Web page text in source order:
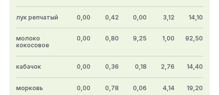
лук репчатый 0,00 0,42 0,00 3,12 14,10
молоко
кокосовое
0,00 0,80 9,25 1,00 92,50
кабачок 0,00 0,36 0,18 2,76 14,40
морковь 0,00 0,78 0,06 4,14 19,20